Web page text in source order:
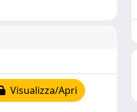
Visualizza/Apri